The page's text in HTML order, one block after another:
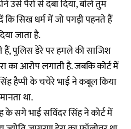
उसे पैरों से दबा दिया, बोले तुम
कि सिख धर्म में जो पगड़ी पहनते हैं
जाता है.
पुलिस डेरे पर हमले की साजिश
का आरोप लगाती है. जबकि कोर्ट में
हैप्पी के चचेरे भाई ने कबूल किया
था.
सगे भाई सविंदर सिंह ने कोर्ट में